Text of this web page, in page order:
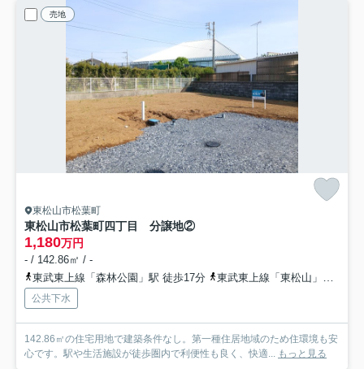
売地
東松山市松葉町
東松山市松葉町四丁目 分譲地②
1,180万円
- / 142.86㎡ / -
東武東上線「森林公園」駅 徒歩17分
東武東上線「東松山」駅 徒歩23分
公共下水
142.86㎡の住宅用地で建築条件なし。第一種住居地域のため住環境も安
心です。駅や生活施設が徒歩圏内で利便性も良く、快適... もっと見る